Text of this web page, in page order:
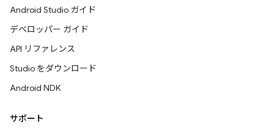
Android Studio ガイド
デベロッパー ガイド
API リファレンス
Studio をダウンロード
Android NDK
サポート